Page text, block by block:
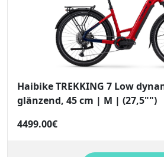
Haibike TREKKING 7 Low
glänzend, 45 cm | M | (27,5"")
4499.00€